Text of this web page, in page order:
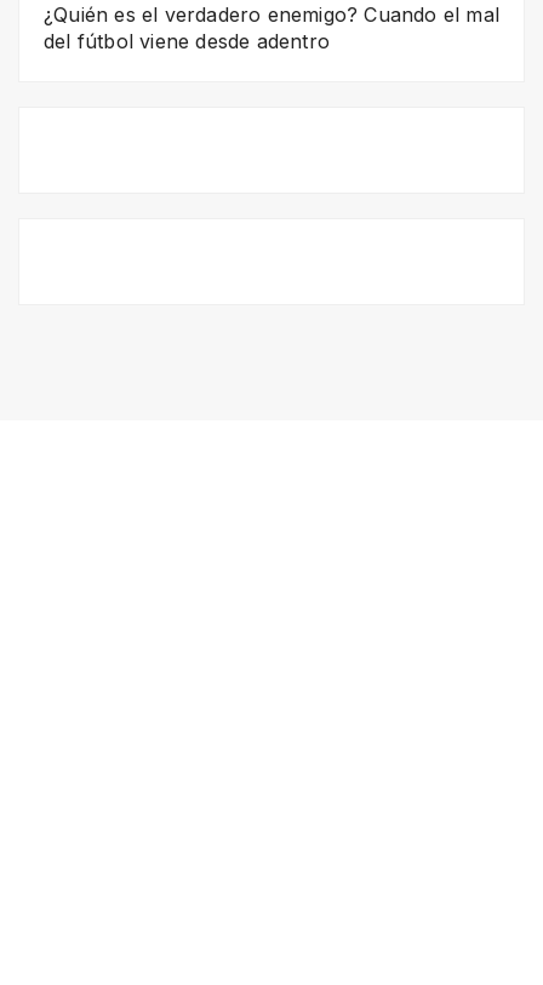
¿Quién es el verdadero enemigo? Cuando el mal
del fútbol viene desde adentro